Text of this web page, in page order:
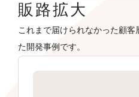
販路拡大
これまで届けられなかった顧
た開発事例です。